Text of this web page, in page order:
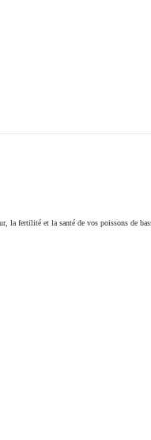
la fertilité et la santé de vos poissons de